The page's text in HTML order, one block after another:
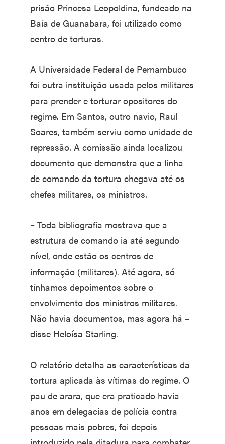
prisão Princesa Leopoldina, fundeado na
Baía de Guanabara, foi utilizado como
centro de torturas.
A Universidade Federal de Pernambuco
foi outra instituição usada pelos militares
para prender e torturar opositores do
regime. Em Santos, outro navio, Raul
Soares, também serviu como unidade de
repressão. A comissão ainda localizou
documento que demonstra que a linha
de comando da tortura chegava até os
chefes militares, os ministros.
– Toda bibliografia mostrava que a
estrutura de comando ia até segundo
nível, onde estão os centros de
informação (militares). Até agora, só
tínhamos depoimentos sobre o
envolvimento dos ministros militares.
Não havia documentos, mas agora há –
disse Heloísa Starling.
O relatório detalha as características da
tortura aplicada às vítimas do regime. O
pau de arara, que era praticado havia
anos em delegacias de polícia contra
pessoas mais pobres, foi depois